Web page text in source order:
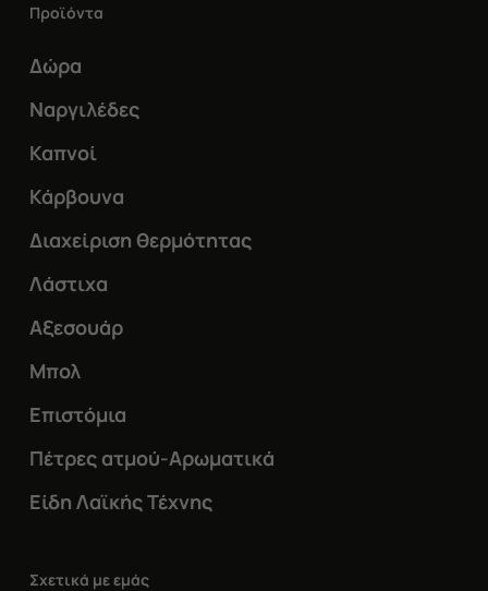
Προϊόντα
Δώρα
Ναργιλέδες
Καπνοί
Κάρβουνα
Διαχείριση θερμότητας
Λάστιχα
Αξεσουάρ
Μπολ
Επιστόμια
Πέτρες ατμού-Αρωματικά
Είδη Λαϊκής Τέχνης
Σχετικά με εμάς